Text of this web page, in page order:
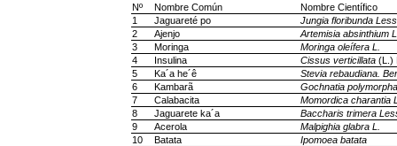
Nº Nombre Común
Nombre Científico
1
Jaguareté po
Jungia floribunda
2
Ajenjo
Artemisia absinthium
3
Moringa
Moringa oleífera L.
4
Insulina Cissus verticillata(L.)
5
Ka´a he´ê
Stevia rebaudiana.
6
Kambarã
Gochnatia
7
Calabacita
Momordica charantia
8
Jaguarete ka´a
Baccharis trimera
9
Acerola
Malpighia glabra L.
10
Batata
Ipomoea batata